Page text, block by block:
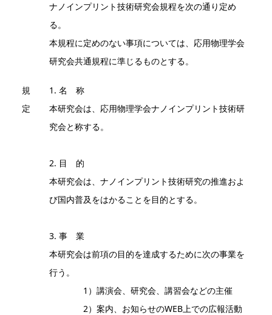
ナノインプリント技術研究会規程を次の通り定め
る。
本規程に定めのない事項については、応用物理学会
研究会共通規程に準じるものとする。
規
定
1. 名 称
本研究会は、応用物理学会ナノインプリント技術研
究会と称する。
2. 目 的
本研究会は、ナノインプリント技術研究の推進およ
び国内普及をはかることを目的とする。
3. 事 業
本研究会は前項の目的を達成するために次の事業を
行う。
1）講演会、研究会、講習会などの主催
2）案内、お知らせのWEB上での広報活動